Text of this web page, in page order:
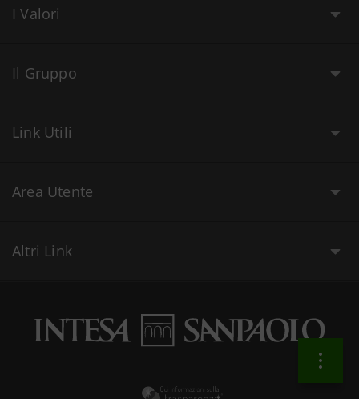
I Valori
Il Gruppo
Link Utili
Area Utente
Altri Link